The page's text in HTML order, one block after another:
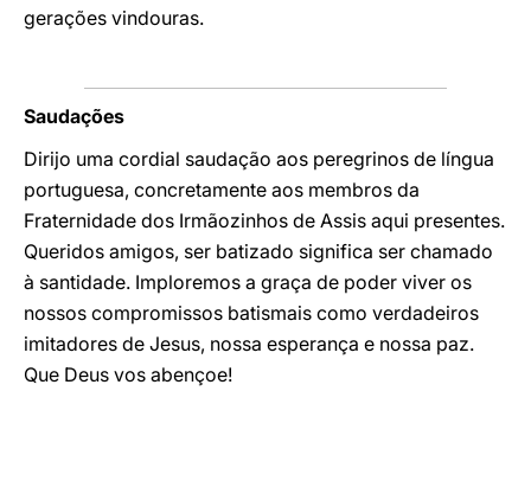
gerações vindouras.
Saudações
Dirijo uma cordial saudação aos peregrinos de língua
portuguesa, concretamente aos membros da
Fraternidade dos Irmãozinhos de Assis aqui presentes.
Queridos amigos, ser batizado significa ser chamado
à santidade. Imploremos a graça de poder viver os
nossos compromissos batismais como verdadeiros
imitadores de Jesus, nossa esperança e nossa paz.
Que Deus vos abençoe!